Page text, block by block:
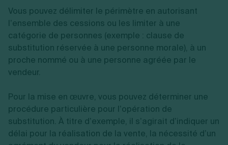
Vous pouvez délimiter le périmètre en autorisant
l’ensemble des cessions ou les limiter à une
catégorie de personnes (exemple : clause de
substitution réservée à une personne morale), à un
proche nommé ou à une personne agréée par le
vendeur.
Pour la mise en œuvre, vous pouvez déterminer une
procédure particulière pour l’opération de
substitution. À titre d’exemple, il s’agirait d’indiquer un
délai pour la réalisation de la vente, la nécessité d’un